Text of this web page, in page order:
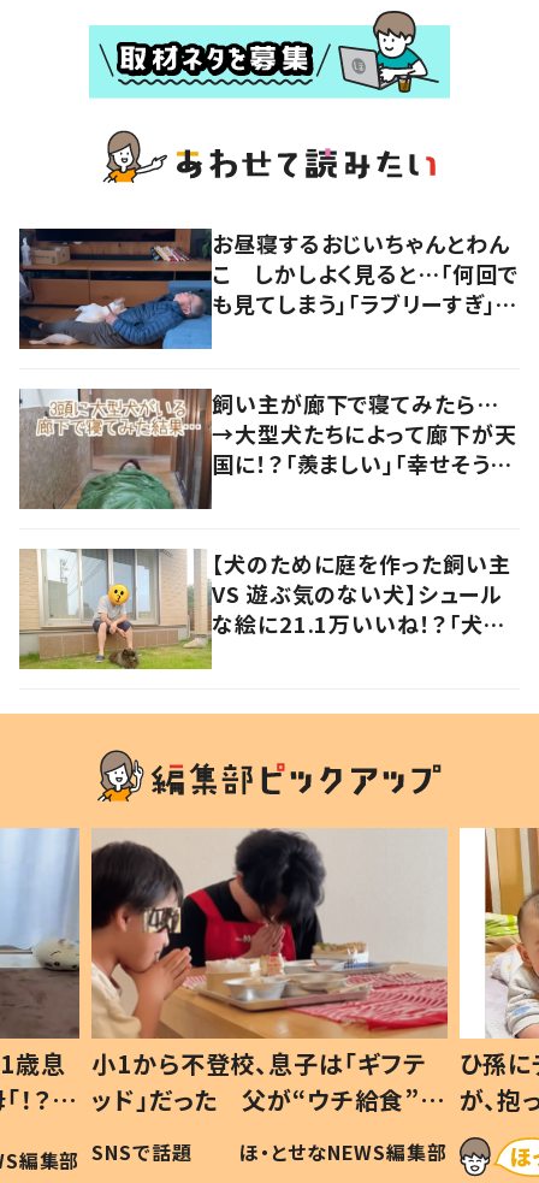
お昼寝するおじいちゃんとわん
こ しかしよく見ると…「何回で
も見てしまう」「ラブリーすぎ」の
飼い主が廊下で寝てみたら…
→大型犬たちによって廊下が天
国に！？「羨ましい」「幸せそう」
【犬のために庭を作った飼い主
VS 遊ぶ気のない犬】シュール
な絵に21.1万いいね！？「犬の
歳息
？」
編集部
小1から不登校、息子は「ギフテ
ッド」だった 父が“ウチ給食”を
作り続ける理由とは #令和の親
#令和の子
SNSで話題 ほ・とせなNEWS編集部
ひ孫
が、
「涙が
い」